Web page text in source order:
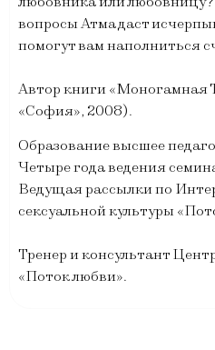
вопросы Атма даст
помогут вам наполниться
Автор книги «Моногамная
«София», 2008).
Образование высшее
Четыре года ведения
Ведущая рассылки по
сексуальной культуры
Тренер и консультант
«Поток любви».